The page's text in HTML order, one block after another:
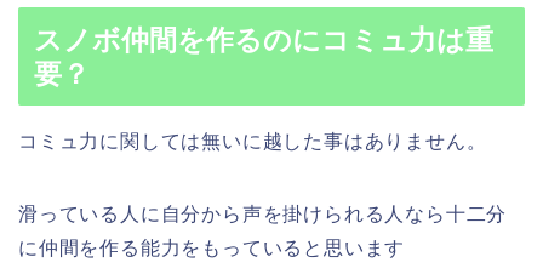
スノボ仲間を作るのにコミュ力は重
要？
コミュ力に関しては無いに越した事はありません。
滑っている人に自分から声を掛けられる人なら十二分
に仲間を作る能力をもっていると思います